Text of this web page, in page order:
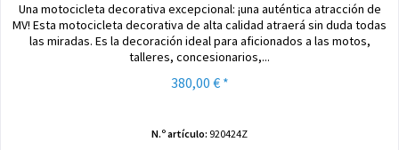
Una motocicleta decorativa excepcional: ¡una auténtica atracción de
MV! Esta motocicleta decorativa de alta calidad atraerá sin duda todas
las miradas. Es la decoración ideal para aficionados a las motos,
talleres, concesionarios,...
380,00 € *
N.º artículo: 920424Z